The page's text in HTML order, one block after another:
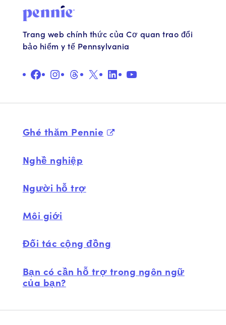
Trang web chính thức của Cơ quan trao đổi
bảo hiểm y tế Pennsylvania
QUẢNG CÁO
Ảnh minh họa
Chủ đề
X Liên kếtYouTube
Ghé thăm Pennie
Nghề nghiệp
Người hỗ trợ
Môi giới
Đối tác cộng đồng
Bạn có cần hỗ trợ trong ngôn ngữ
của bạn?